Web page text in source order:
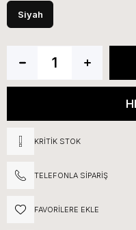
Siyah
KRITIK STOK
TELEFONLA SIPARIŞ
FAVORILERE EKLE